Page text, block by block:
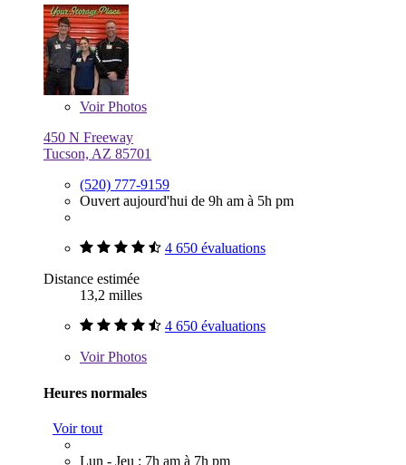
VoirPhotos
450 N Freeway
Tucson, AZ 85701
(520) 777-9159
Ouvert aujourd'hui de 9h am à 5h pm
4 650 évaluations
Distance estimée
13,2 milles
4 650 évaluations
VoirPhotos
Heures normales
Voir tout
Lun - Jeu : 7h am à 7h pm